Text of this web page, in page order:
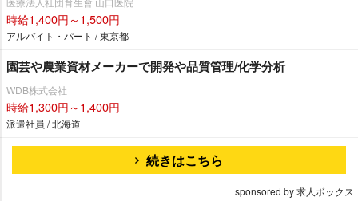
時給1,400円～1,500円
アルバイト・パート / 東京都
園芸や農業資材メーカーで開発や品質管理/化学分析
WDB株式会社
時給1,300円～1,400円
派遣社員 / 北海道
続きはこちら
sponsored by 求人ボックス